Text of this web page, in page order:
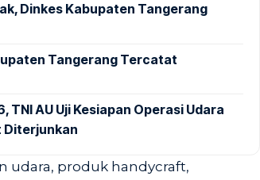
Dinkes Kabupaten Tangerang
Tangerang Tercatat
AU Uji Kesiapan Operasi Udara
Diterjunkan
udara, produk handycraft,